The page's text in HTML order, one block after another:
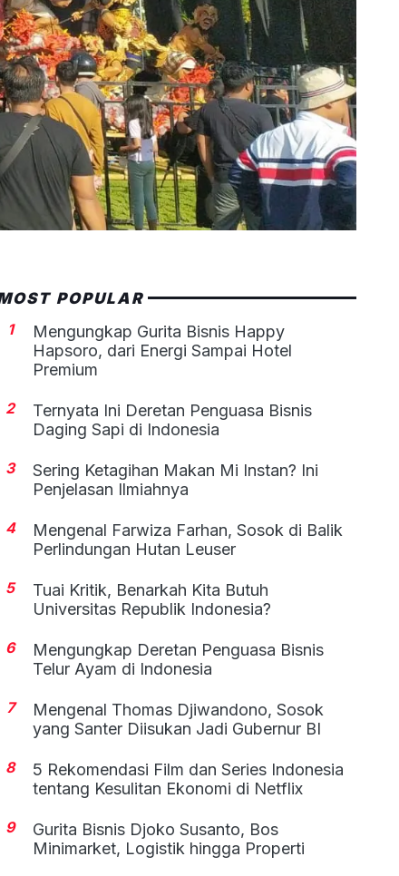
POPULAR
1
Mengungkap Gurita Bisnis Happy
Hapsoro, dari Energi Sampai Hotel
Premium
2
Ternyata Ini Deretan Penguasa Bisnis
Daging Sapi di Indonesia
3
Sering Ketagihan Makan Mi Instan? Ini
Penjelasan Ilmiahnya
4
Mengenal Farwiza Farhan, Sosok di Balik
Perlindungan Hutan Leuser
5
Tuai Kritik, Benarkah Kita Butuh
Universitas Republik Indonesia?
6
Mengungkap Deretan Penguasa Bisnis
Telur Ayam di Indonesia
7
Mengenal Thomas Djiwandono, Sosok
yang Santer Diisukan Jadi Gubernur BI
8
5 Rekomendasi Film dan Series Indonesia
tentang Kesulitan Ekonomi di Netflix
9
Gurita Bisnis Djoko Susanto, Bos
Minimarket, Logistik hingga Properti